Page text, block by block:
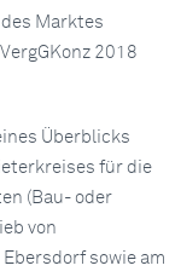
Marktes
2018
Überblicks
für die
(Bau- oder
von
sowie am